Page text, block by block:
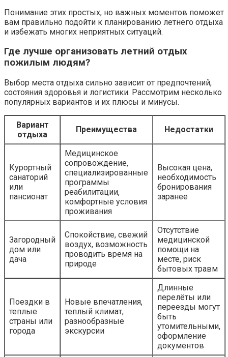
Понимание этих простых, но важных моментов поможет
вам правильно подойти к планированию летнего отдыха
и избежать многих неприятных ситуаций.
Где лучше организовать летний отдых
пожилым людям?
Выбор места отдыха сильно зависит от предпочтений,
состояния здоровья и логистики. Рассмотрим несколько
популярных вариантов и их плюсы и минусы.
Вариант
отдыха
Преимущества Недостатки
Курортный
санаторий
или
пансионат
Медицинское
сопровождение,
специализированные
программы
реабилитации,
комфортные условия
проживания
Высокая цена,
необходимость
бронирования
заранее
Загородный
дом или
дача
Спокойствие, свежий
воздух, возможность
проводить время на
природе
Отсутствие
медицинской
помощи на
месте, риск
бытовых травм
Поездки в
теплые
страны или
города
Новые впечатления,
теплый климат,
разнообразные
экскурсии
Длинные
перелёты или
переезды могут
быть
утомительными,
оформление
документов